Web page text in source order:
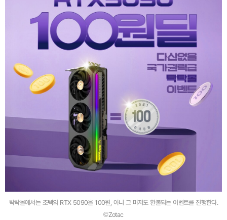
탁탁몰에서는 조텍의 RTX 5090을 100원, 아니 그 마저도 환불되는 이벤트를 진행한다.
©Zotac